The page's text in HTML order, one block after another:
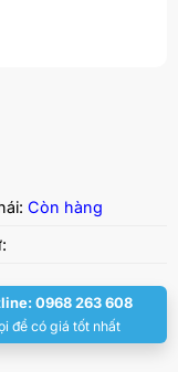
Còn hàng
0968 263 608
để có giá tốt nhất